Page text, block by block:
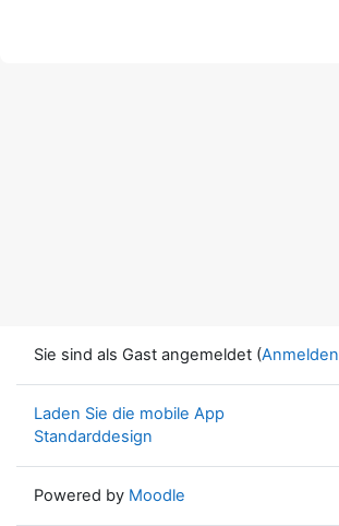
Sie sind als Gast angemeldet (Anmelden
Laden Sie die mobile App
Standarddesign
Powered by Moodle